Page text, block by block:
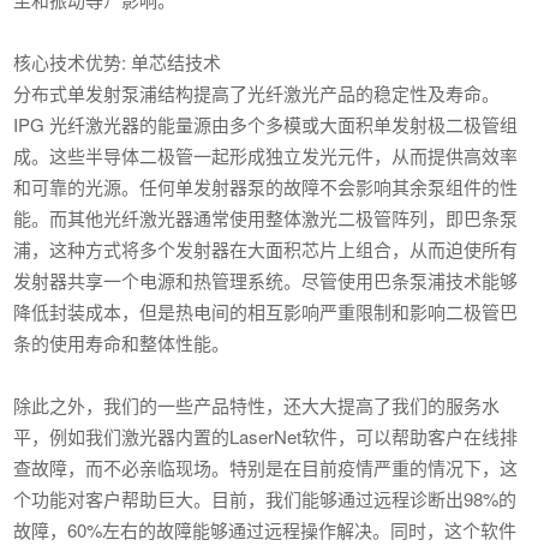
核心技术优势: 单芯结技术
分布式单发射泵浦结构提高了光纤激光产品的稳定性及寿命。
IPG 光纤激光器的能量源由多个多模或大面积单发射极二极管组
成。这些半导体二极管一起形成独立发光元件，从而提供高效率
和可靠的光源。任何单发射器泵的故障不会影响其余泵组件的性
能。而其他光纤激光器通常使用整体激光二极管阵列，即巴条泵
浦，这种方式将多个发射器在大面积芯片上组合，从而迫使所有
发射器共享一个电源和热管理系统。尽管使用巴条泵浦技术能够
降低封装成本，但是热电间的相互影响严重限制和影响二极管巴
条的使用寿命和整体性能。
除此之外，我们的一些产品特性，还大大提高了我们的服务水
平，例如我们激光器内置的LaserNet软件，可以帮助客户在线排
查故障，而不必亲临现场。特别是在目前疫情严重的情况下，这
个功能对客户帮助巨大。目前，我们能够通过远程诊断出98%的
故障，60%左右的故障能够通过远程操作解决。同时，这个软件